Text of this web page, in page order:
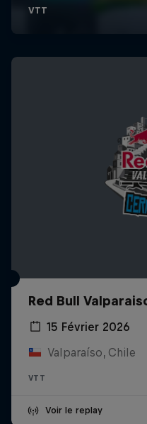
Red Bull
15 Février 2026
Valparaíso, Chile
VTT
Voir le replay